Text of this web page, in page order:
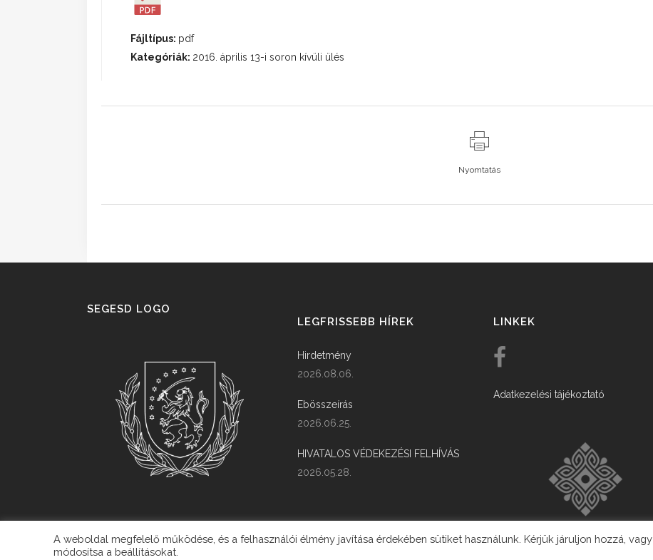
Fájltípus: pdf
Kategóriák: 2016. április 13-i soron kívüli ülés
Nyomtatás
SEGESD LOGO
LEGFRISSEBB HÍREK
Hirdetmény
2026.08.06.
Ebösszeírás
2026.06.25.
HIVATALOS VÉDEKEZÉSI FELHÍVÁS
2026.05.28.
LINKEK
Adatkezelési tájékoztató
A weboldal megfelelő működése, és a felhasználói élmény javítása érdekében sütiket használunk. Kérjük járuljon hozzá, vagy
módosítsa a beállításokat.